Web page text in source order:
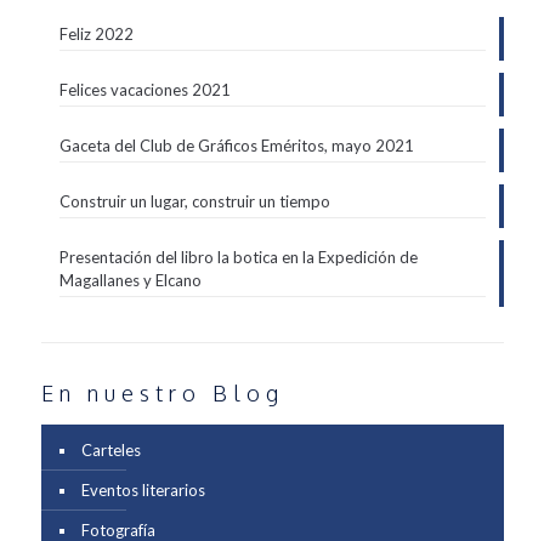
Feliz 2022
Felices vacaciones 2021
Gaceta del Club de Gráficos Eméritos, mayo 2021
Construir un lugar, construir un tiempo
Presentación del libro la botica en la Expedición de
Magallanes y Elcano
En nuestro Blog
Carteles
Eventos literarios
Fotografía